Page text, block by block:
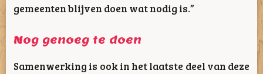
gemeenten blijven doen wat nodig is.”
Nog genoeg te doen
Samenwerking is ook in het laatste deel van deze